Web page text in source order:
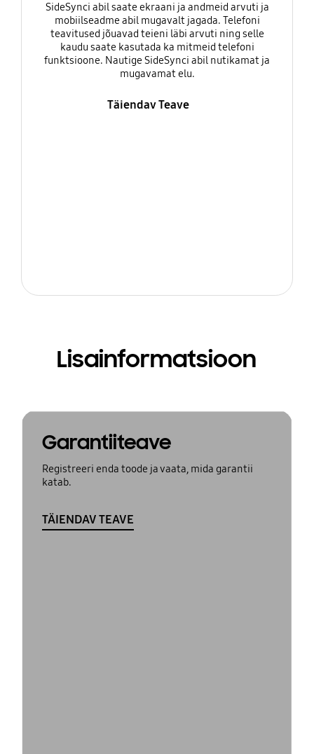
SideSynci abil saate ekraani ja andmeid arvuti ja
mobiilseadme abil mugavalt jagada. Telefoni
teavitused jõuavad teieni läbi arvuti ning selle
kaudu saate kasutada ka mitmeid telefoni
funktsioone. Nautige SideSynci abil nutikamat ja
mugavamat elu.
Täiendav Teave
Lisainformatsioon
Garantiiteave
Registreeri enda toode ja vaata, mida garantii
katab.
TÄIENDAV TEAVE